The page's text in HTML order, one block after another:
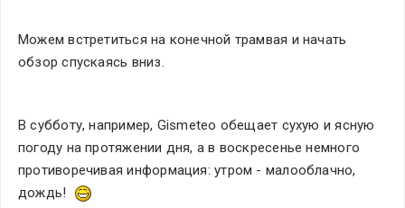
Можем встретиться на конечной трамвая и начать
обзор спускаясь вниз.
В субботу, например, Gismeteo обещает сухую и ясную
погоду на протяжении дня, а в воскресенье немного
противоречивая информация: утром - малооблачно,
дождь!